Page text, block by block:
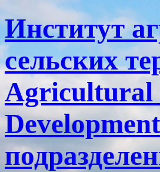
Институт
сельских
Agricultural